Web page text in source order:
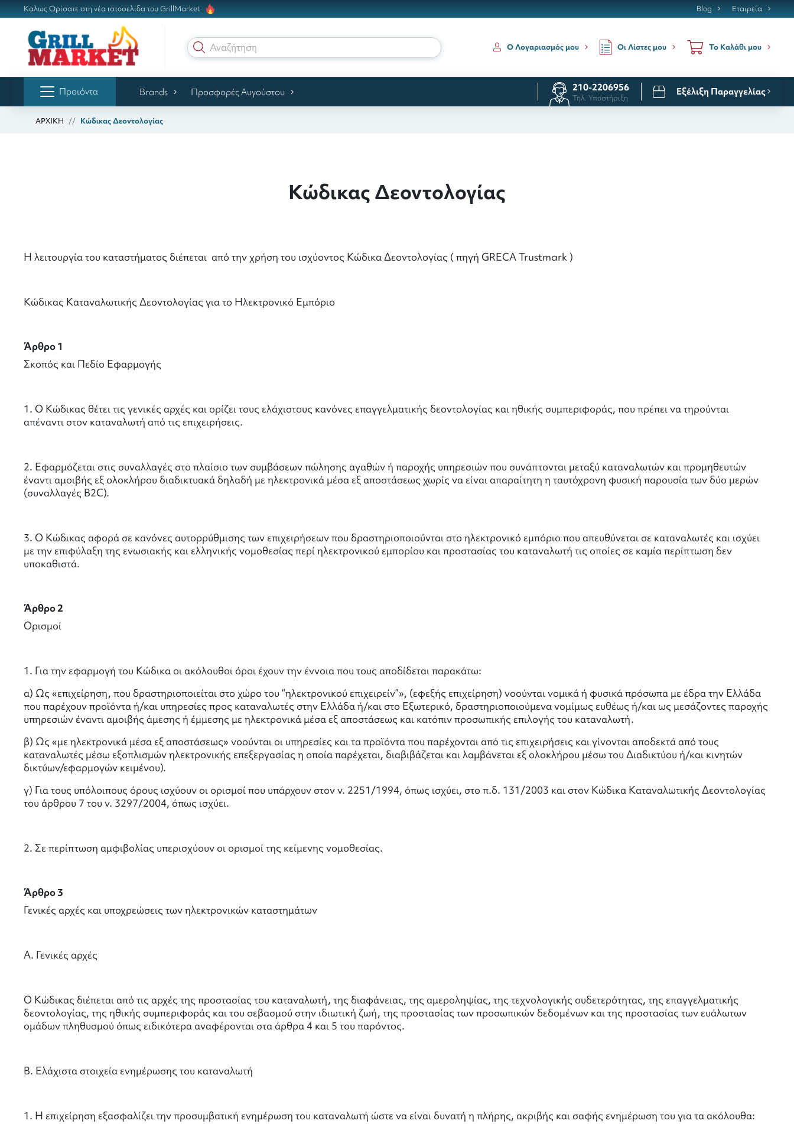
Καλως Ορίσατε στη νέα ιστοσελίδα του GrillMarket Blog Εταιρεία
Αναζήτηση για κ Ο Λογαριασμός μου Οι Λίστες μου Το Καλάθι μου
Προιόντα Brands Προσφορές Αυγούστου 210-2206956
Τηλ. Υποστήριξη
Εξέλιξη Παραγγελίας
ΑΡΧΙΚΗ Κώδικας Δεοντολογίας
Κώδικας Δεοντολογίας
Η λειτουργία του καταστήματος διέπεται από την χρήση του ισχύοντος Κώδικα Δεοντολογίας ( πηγή GRECA Trustmark )
Κώδικας Καταναλωτικής Δεοντολογίας για το Ηλεκτρονικό Εμπόριο
Άρθρο 1
Σκοπός και Πεδίο Εφαρμογής
1. Ο Κώδικας θέτει τις γενικές αρχές και ορίζει τους ελάχιστους κανόνες επαγγελματικής δεοντολογίας και ηθικής συμπεριφοράς, που πρέπει να τηρούνται
απέναντι στον καταναλωτή από τις επιχειρήσεις.
2. Εφαρμόζεται στις συναλλαγές στο πλαίσιο των συμβάσεων πώλησης αγαθών ή παροχής υπηρεσιών που συνάπτονται μεταξύ καταναλωτών και προμηθευτών
έναντι αμοιβής εξ ολοκλήρου διαδικτυακά δηλαδή με ηλεκτρονικά μέσα εξ αποστάσεως χωρίς να είναι απαραίτητη η ταυτόχρονη φυσική παρουσία των δύο μερών
(συναλλαγές B2C).
3. Ο Κώδικας αφορά σε κανόνες αυτορρύθμισης των επιχειρήσεων που δραστηριοποιούνται στο ηλεκτρονικό εμπόριο που απευθύνεται σε καταναλωτές και ισχύει
με την επιφύλαξη της ενωσιακής και ελληνικής νομοθεσίας περί ηλεκτρονικού εμπορίου και προστασίας του καταναλωτή τις οποίες σε καμία περίπτωση δεν
υποκαθιστά.
Άρθρο 2
Ορισμοί
1. Για την εφαρμογή του Κώδικα οι ακόλουθοι όροι έχουν την έννοια που τους αποδίδεται παρακάτω:
α) Ως «επιχείρηση, που δραστηριοποιείται στο χώρο του “ηλεκτρονικού επιχειρείν”», (εφεξής επιχείρηση) νοούνται νομικά ή φυσικά πρόσωπα με έδρα την Ελλάδα
που παρέχουν προϊόντα ή/και υπηρεσίες προς καταναλωτές στην Ελλάδα ή/και στο Εξωτερικό, δραστηριοποιούμενα νομίμως ευθέως ή/και ως μεσάζοντες παροχής
υπηρεσιών έναντι αμοιβής άμεσης ή έμμεσης με ηλεκτρονικά μέσα εξ αποστάσεως και κατόπιν προσωπικής επιλογής του καταναλωτή.
β) Ως «με ηλεκτρονικά μέσα εξ αποστάσεως» νοούνται οι υπηρεσίες και τα προϊόντα που παρέχονται από τις επιχειρήσεις και γίνονται αποδεκτά από τους
καταναλωτές μέσω εξοπλισμών ηλεκτρονικής επεξεργασίας η οποία παρέχεται, διαβιβάζεται και λαμβάνεται εξ ολοκλήρου μέσω του Διαδικτύου ή/και κινητών
δικτύων/εφαρμογών κειμένου).
γ) Για τους υπόλοιπους όρους ισχύουν οι ορισμοί που υπάρχουν στον ν. 2251/1994, όπως ισχύει, στο π.δ. 131/2003 και στον Κώδικα Καταναλωτικής Δεοντολογίας
του άρθρου 7 του ν. 3297/2004, όπως ισχύει.
2. Σε περίπτωση αμφιβολίας υπερισχύουν οι ορισμοί της κείμενης νομοθεσίας.
Άρθρο 3
Γενικές αρχές και υποχρεώσεις των ηλεκτρονικών καταστημάτων
Α. Γενικές αρχές
Ο Κώδικας διέπεται από τις αρχές της προστασίας του καταναλωτή, της διαφάνειας, της αμεροληψίας, της τεχνολογικής ουδετερότητας, της επαγγελματικής
δεοντολογίας, της ηθικής συμπεριφοράς και του σεβασμού στην ιδιωτική ζωή, της προστασίας των προσωπικών δεδομένων και της προστασίας των ευάλωτων
ομάδων πληθυσμού όπως ειδικότερα αναφέρονται στα άρθρα 4 και 5 του παρόντος.
Β. Ελάχιστα στοιχεία ενημέρωσης του καταναλωτή
1. Η επιχείρηση εξασφαλίζει την προσυμβατική ενημέρωση του καταναλωτή ώστε να είναι δυνατή η πλήρης, ακριβής και σαφής ενημέρωση του για τα ακόλουθα: